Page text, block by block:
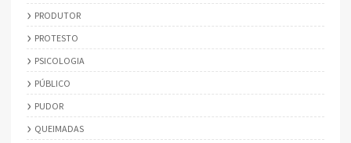
PRODUTOR
PROTESTO
PSICOLOGIA
PÚBLICO
PUDOR
QUEIMADAS